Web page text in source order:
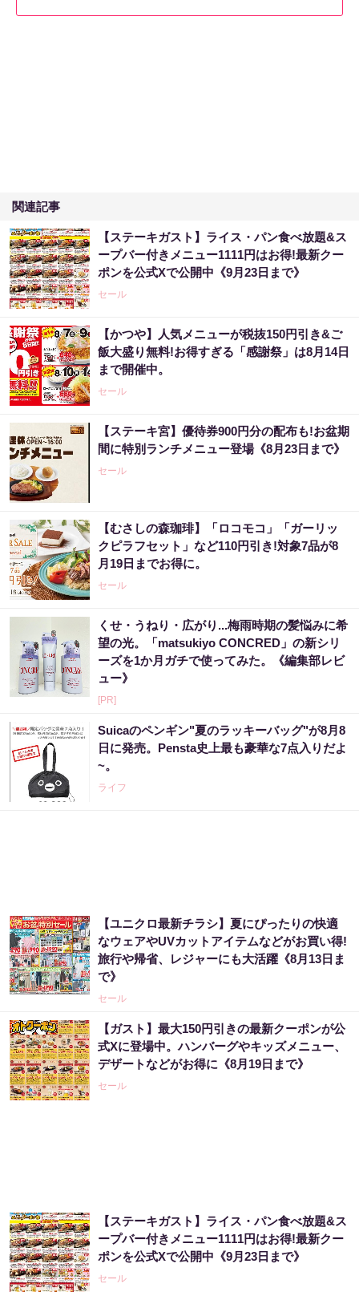
関連記事
【ステーキガスト】ライス・パン食べ放題&ス
ープバー付きメニュー1111円はお得!最新クー
ポンを公式Xで公開中《9月23日まで》
セール
【かつや】人気メニューが税抜150円引き&ご
飯大盛り無料!お得すぎる「感謝祭」は8月14日
まで開催中。
セール
【ステーキ宮】優待券900円分の配布も!お盆期
間に特別ランチメニュー登場《8月23日まで》
セール
【むさしの森珈琲】「ロコモコ」「ガーリッ
クピラフセット」など110円引き!対象7品が8
月19日までお得に。
セール
くせ・うねり・広がり...梅雨時期の髪悩みに希
望の光。「matsukiyo CONCRED」の新シリ
ーズを1か月ガチで使ってみた。《編集部レビ
ュー》
[PR]
Suicaのペンギン"夏のラッキーバッグ"が8月8
日に発売。Pensta史上最も豪華な7点入りだよ
~。
ライフ
【ユニクロ最新チラシ】夏にぴったりの快適
なウェアやUVカットアイテムなどがお買い得!
旅行や帰省、レジャーにも大活躍《8月13日ま
で》
セール
【ガスト】最大150円引きの最新クーポンが公
式Xに登場中。ハンバーグやキッズメニュー、
デザートなどがお得に《8月19日まで》
セール
【ステーキガスト】ライス・パン食べ放題&ス
ープバー付きメニュー1111円はお得!最新クー
ポンを公式Xで公開中《9月23日まで》
セール